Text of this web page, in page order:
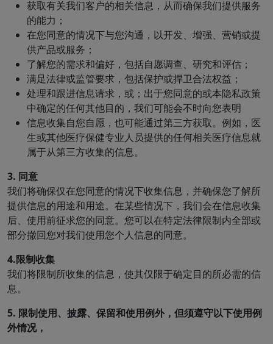
获取有关我们客户的相关信息，从而确保我们提供服务
的能力；
在您同意的情况下与您沟通，以开发、增强、营销或提
供产品或服务；
了解您的需求和偏好，包括自愿调查、研究和评估；
满足法律或监管要求，包括保护或捍卫合法权益；
处理和跟进信息请求，或；出于您同意的或本隐私政策
中确定的任何其他目的，我们可能会不时向您表明
信息收集自您自愿，也可能通过第三方获取。例如，医
生或其他医疗保健专业人员提供的任何相关医疗信息就
属于从第三方收集的信息。
3. 同意
我们将确保仅在您同意的情况下收集信息，并确保您了解所
提供信息的用途和用途。在某些情况下，我们会在信息收集
后、使用前征求您的同意。您可以在特定法律限制内全部或
部分撤回您对我们使用您个人信息的同意。
4.限制收集
我们将限制所收集的信息，使其仅限于确定目的所必需的信
息。
5. 限制使用、披露、保留和使用例外，但须遵守以下使用例
外情况，